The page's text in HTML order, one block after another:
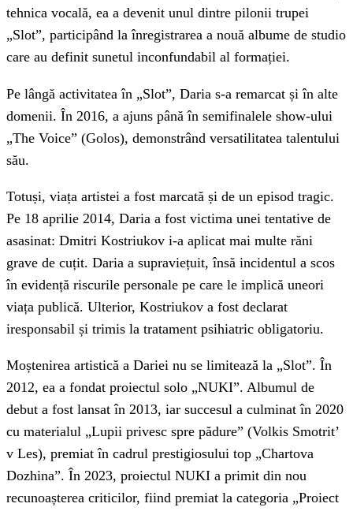
tehnica vocală, ea a devenit unul dintre pilonii trupei
„Slot”, participând la înregistrarea a nouă albume de studio
care au definit sunetul inconfundabil al formației.
Pe lângă activitatea în „Slot”, Daria s-a remarcat și în alte
domenii. În 2016, a ajuns până în semifinalele show-ului
„The Voice” (Golos), demonstrând versatilitatea talentului
său.
Totuși, viața artistei a fost marcată și de un episod tragic.
Pe 18 aprilie 2014, Daria a fost victima unei tentative de
asasinat: Dmitri Kostriukov i-a aplicat mai multe răni
grave de cuțit. Daria a supraviețuit, însă incidentul a scos
în evidență riscurile personale pe care le implică uneori
viața publică. Ulterior, Kostriukov a fost declarat
iresponsabil și trimis la tratament psihiatric obligatoriu.
Moștenirea artistică a Dariei nu se limitează la „Slot”. În
2012, ea a fondat proiectul solo „NUKI”. Albumul de
debut a fost lansat în 2013, iar succesul a culminat în 2020
cu materialul „Lupii privesc spre pădure” (Volkis Smotrit’
v Les), premiat în cadrul prestigiosului top „Chartova
Dozhina”. În 2023, proiectul NUKI a primit din nou
recunoașterea criticilor, fiind premiat la categoria „Proiect